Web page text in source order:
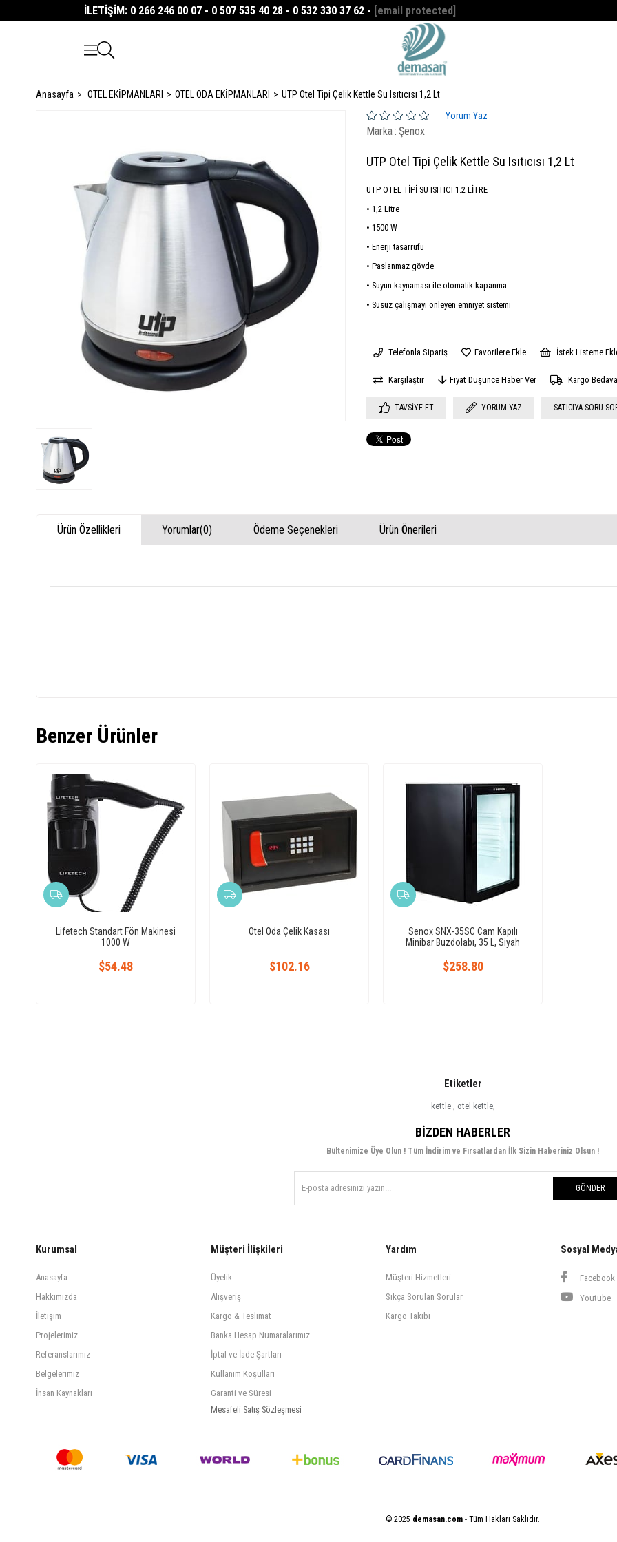
İLETİŞİM: 0 266 246 00 07 - 0 507 535 40 28 - 0 532 330 37 62 - [email protected]
Anasayfa OTEL EKİPMANLARI OTEL ODA EKİPMANLARI UTP Otel Tipi Çelik Kettle Su Isıtıcısı 1,2 Lt
Yorum Yaz
Marka: Şenox
UTP Otel Tipi Çelik Kettle Su Isıtıcısı 1,2 Lt
UTP OTEL TİPİ SU ISITICI 1.2 LİTRE
• 1,2 Litre
• 1500 W
• Enerji tasarrufu
• Paslanmaz gövde
• Suyun kaynaması ile otomatik kapanma
• Susuz çalışmayı önleyen emniyet sistemi
Telefonla Sipariş Favorilere Ekle İstek Listeme
Karşılaştır Fiyat Düşünce Haber Ver Kargo Bedava
TAVSIYE ET YORUM YAZ SATICIYA SORU
Ürün Özellikleri Yorumlar(0) Ödeme Seçenekleri Ürün Önerileri
Benzer Ürünler
Lifetech Standart Fön Makinesi
1000 W
$54.48
Otel Oda Çelik Kasası
$102.16
Senox SNX-35SC Cam Kapılı
Minibar Buzdolabı, 35 L, Siyah
$258.80
Etiketler
kettle otel kettle,
BIZDEN HABERLER
Bültenimize Üye Olun ! Tüm İndirim ve Fırsatlardan İlk Sizin Haberiniz Olsun !
GÖNDER
Kurumsal
Anasayfa
Hakkımızda
İletişim
Projelerimiz
Referanslarımız
Belgelerimiz
İnsan Kaynakları
Müşteri İlişkileri
Üyelik
Alışveriş
Kargo & Teslimat
Banka Hesap Numaralarımız
İptal ve İade Şartları
Kullanım Koşulları
Garanti ve Süresi
Mesafeli Satış Sözleşmesi
Yardım
Müşteri Hizmetleri
Sıkça Sorulan Sorular
Kargo Takibi
Sosyal
Facebook
Youtube
© 2025 demasan.com - Tüm Hakları Saklıdır.